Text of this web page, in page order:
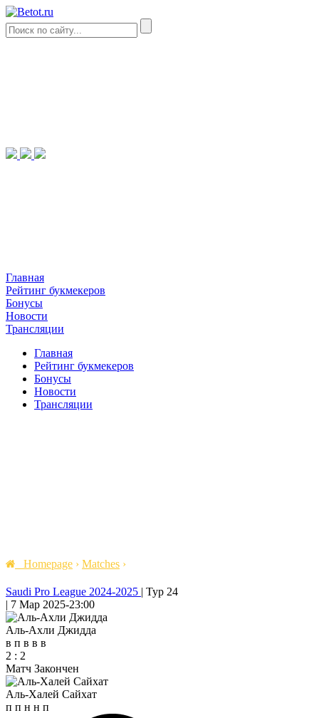
Главная
Рейтинг букмекеров
Бонусы
Новости
Трансляции
Главная
Рейтинг букмекеров
Бонусы
Новости
Трансляции
Homepage › Matches ›
Saudi Pro League 2024-2025 | Тур 24
| 7 Мар 2025-23:00
Аль-Ахли Джидда
в п в в в
2 : 2
Матч Закончен
Аль-Халей Сайхат
п п н н п